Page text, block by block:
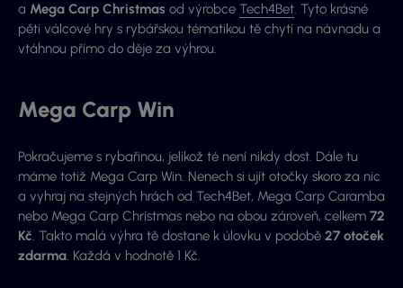
a Mega Carp Christmas od výrobce Tech4Bet. Tyto krásné
pěti válcové hry s rybářskou tématikou tě chytí na návnadu a
vtáhnou přímo do děje za výhrou.
Mega Carp Win
Pokračujeme s rybařinou, jelikož té není nikdy dost. Dále tu
máme totiž Mega Carp Win. Nenech si ujít otočky skoro za nic
a vyhraj na stejných hrách od Tech4Bet, Mega Carp Caramba
nebo Mega Carp Christmas nebo na obou zároveň, celkem 72
Kč. Takto malá výhra tě dostane k úlovku v podobě 27 otoček
zdarma. Každá v hodnotě 1 Kč.